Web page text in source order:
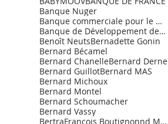
Banque Nuger
Banque commerciale pour le Marché de l'Entrepr
Banque de Développement des PME
Benoît NeutsBernadette Gonin
Bernard Bécamel
Bernard ChanelleBernard Derne
Bernard GuillotBernard MAS
Bernard Michoux
Bernard Montel
Bernard Schoumacher
Bernard Vassy
BertraFrançois Boutignonnd Maurice